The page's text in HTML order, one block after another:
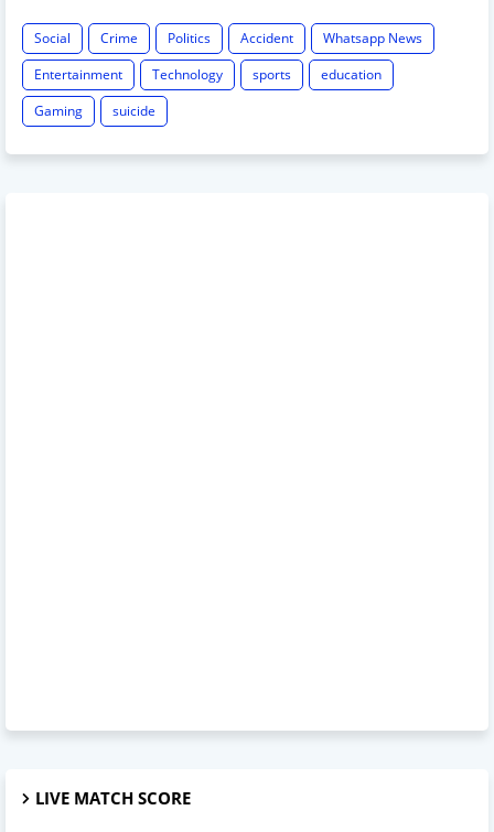
Social Crime Politics Accident
Whatsapp News
Entertainment
Technology sports
education
Gaming
suicide
LIVE MATCH SCORE